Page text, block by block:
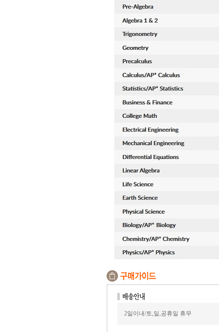
2일이내/토,일,공휴일 휴무